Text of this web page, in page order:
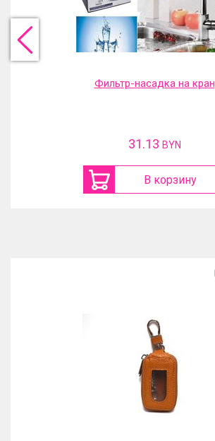
Фильтр-насадка на кран
31.13 BYN
В корзину